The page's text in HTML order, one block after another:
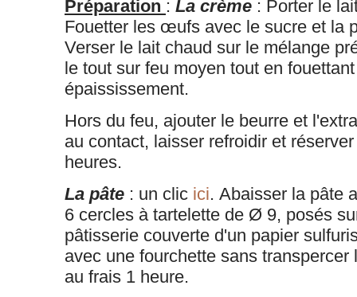
Préparation : La crème : Porter le
Fouetter les œufs avec le sucre et la
Verser le lait chaud sur le mélange
le tout sur feu moyen tout en
épaississement.
Hors du feu, ajouter le beurre et
au contact, laisser refroidir et
heures.
La pâte : un clic ici. Abaisser la pâte
6 cercles à tartelette de Ø 9, posés
pâtisserie couverte d'un papier
avec une fourchette sans transpercer
au frais 1 heure.